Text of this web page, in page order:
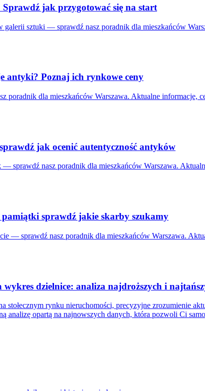
jak przygotować się na start
galerii sztuki — sprawdź nasz poradnik dla mieszkańców
antyki? Poznaj ich rynkowe ceny
poradnik dla mieszkańców Warszawa. Aktualne informacje,
jak ocenić autentyczność antyków
sprawdź nasz poradnik dla mieszkańców Warszawa.
pamiątki sprawdź jakie skarby szukamy
— sprawdź nasz poradnik dla mieszkańców Warszawa.
wykres dzielnice: analiza najdroższych i
stołecznym rynku nieruchomości, precyzyjne zrozumienie
analizę opartą na najnowszych danych, która pozwoli Ci